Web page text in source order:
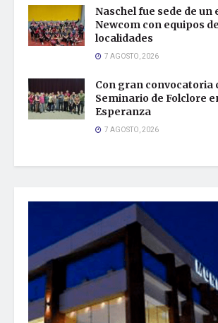
Naschel fue sede de un
Newcom con equipos
localidades
7 AGOSTO, 2026
Con gran convocatoria
Seminario de Folclore
Esperanza
7 AGOSTO, 2026